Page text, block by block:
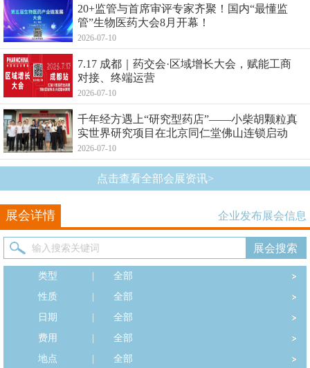
20+监管与首席审评专家齐聚！国内“最懂监
管”生物医药大会8月开幕！
2026-07-10
7.17 成都｜药交会·区域增长大会，赋能工商
对接、终端运营
2026-07-10
千年经方遇上“研究型药店”——小柴胡颗粒真
实世界研究项目在北京同仁堂佛山连锁启动
2026-07-10
点击查看全部会展资讯>
展会详情 企业发布展会信息
类型
全部
性质
全部
日期
全部
费用
全部
地点
全部